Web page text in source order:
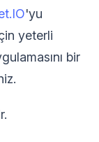
'yu
yeterli
bir